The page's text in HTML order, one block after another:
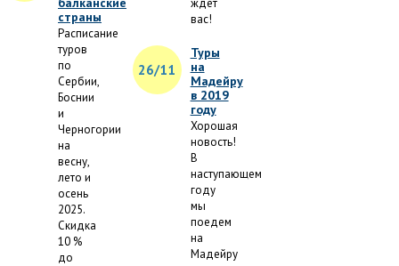
страны
Расписание
туров
по
Сербии,
Боснии
и
Черногории
на
весну,
лето и
осень
2025.
Скидка
10 %
до
ждет
вас!
26/11
Туры
на
Мадейру
в 2019
году
Хорошая
новость!
В
наступающем
году
мы
поедем
на
Мадейру